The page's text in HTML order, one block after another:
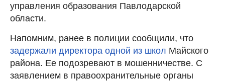
управления образования Павлодарской
области.
Напомним, ранее в полиции сообщили, что
задержали директора одной из школ Майского
района. Ее подозревают в мошенничестве. С
заявлением в правоохранительные органы